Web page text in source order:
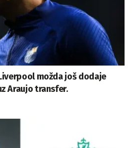
možda još dodaje
Araujo transfer.